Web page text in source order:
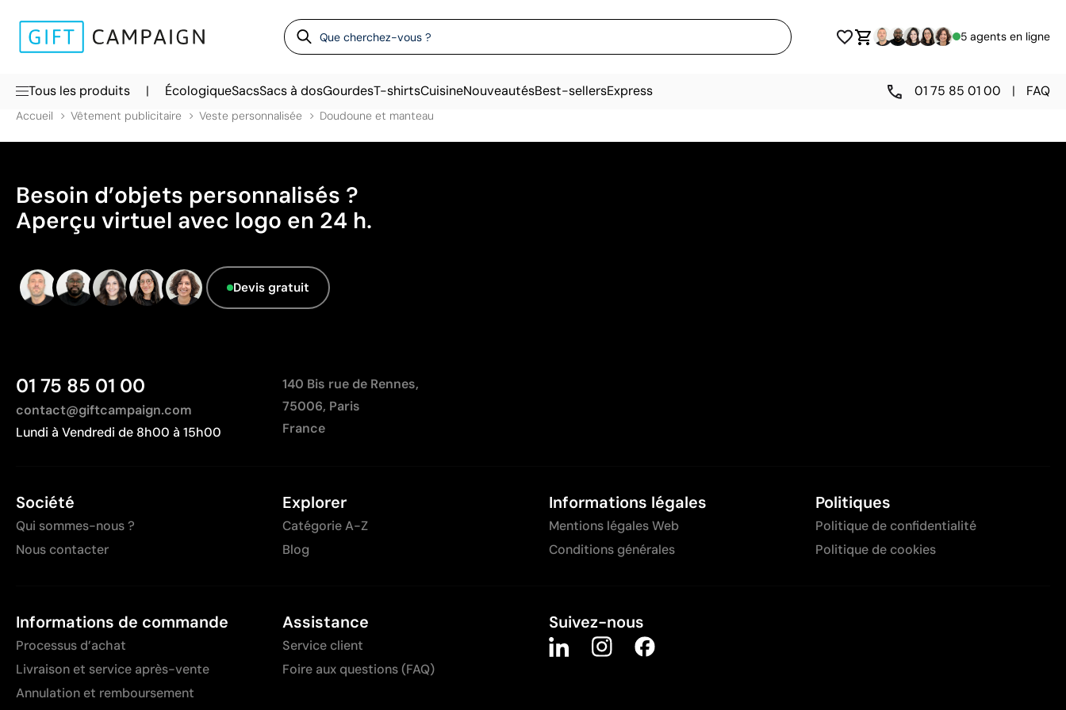
5 agents en ligne
Tous les produits | ÉcologiqueSacsSacs à dosGourdesT-shirtsCuisineNouveautésBest-sellersExpress 01 75 85 01 00 | FAQ
Accueil Vêtement publicitaire Veste personnalisée Doudoune et manteau
Besoin d’objets personnalisés ?
Aperçu virtuel avec logo en 24 h.
Devis gratuit
01 75 85 01 00
contact@giftcampaign.com
Lundi à Vendredi de 8h00 à 15h00
140 Bis rue de Rennes,
75006, Paris
France
Société
Qui sommes-nous ?
Nous contacter
Explorer
Catégorie A-Z
Blog
Informations légales
Mentions légales Web
Conditions générales
Politiques
Politique de confidentialité
Politique de cookies
Informations de commande
Processus d’achat
Livraison et service après-vente
Annulation et remboursement
Assistance
Service client
Foire aux questions (FAQ)
Suivez-nous